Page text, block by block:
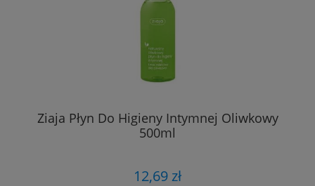
Ziaja Płyn Do Higieny Intymnej Oliwkowy
500ml
12,69 zł